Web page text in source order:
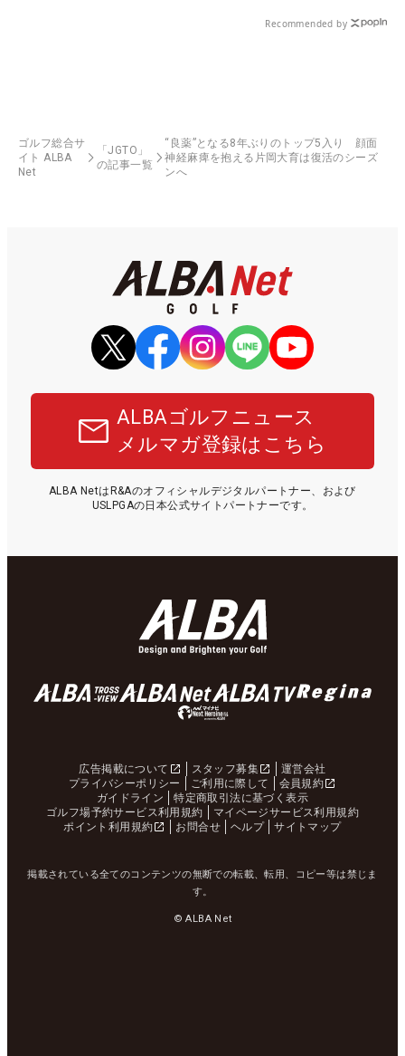
Recommended by
ゴルフ総合サ
イト ALBA
Net
「JGTO」
の記事一覧
“良薬”となる8年ぶりのトップ5入り 顔面
神経麻痺を抱える片岡大育は復活のシーズ
ンへ
ALBAゴルフニュース
メルマガ登録はこちら
ALBA NetはR&Aのオフィシャルデジタルパートナー、および
USLPGAの日本公式サイトパートナーです。
広告掲載について スタッフ募集
運営会社
プライバシーポリシー
ご利用に際して
会員規約
ガイドライン
特定商取引法に基づく表示
ゴルフ場予約サービス利用規約
マイページサービス利用規約
ポイント利用規約
お問合せ ヘルプ サイトマップ
掲載されている全てのコンテンツの無断での転載、転用、コピー等は禁じま
す。
© ALBA Net